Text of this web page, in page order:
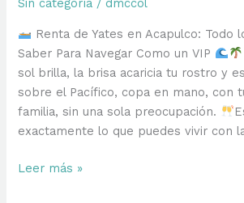
Sin categoría / dmccol
Renta de Yates en Acapulco: Todo
Saber Para Navegar Como un VIP
sol brilla, la brisa acaricia tu rostro y
sobre el Pacífico, copa en mano, con
familia, sin una sola preocupación.
exactamente lo que puedes vivir con
Renta
Leer más »